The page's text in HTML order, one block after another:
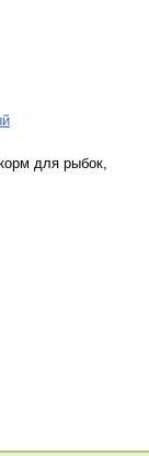
для рыбок,